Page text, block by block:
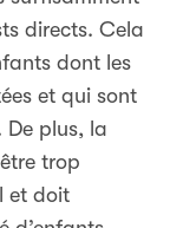
directs. Cela
dont les
et qui sont
De plus, la
trop
et doit